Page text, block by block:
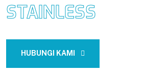
STAINLESS
HUBUNGI KAMI